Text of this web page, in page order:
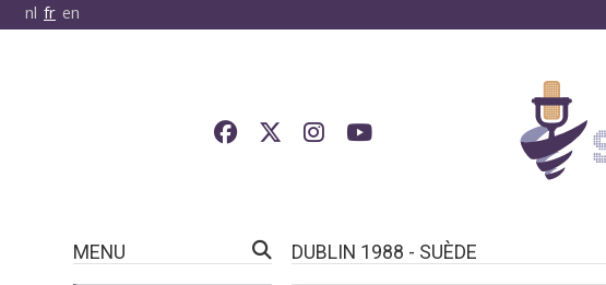
nl fr en
MENU DUBLIN 1988 - SUÈDE